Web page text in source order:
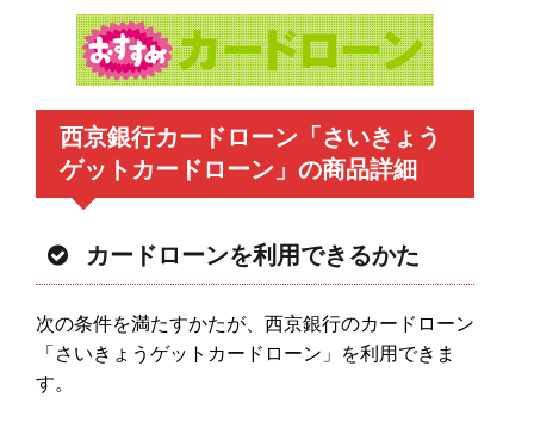
西京銀行カードローン「さいきょう
ゲットカードローン」の商品詳細
カードローンを利用できるかた
次の条件を満たすかたが、西京銀行のカードローン
「さいきょうゲットカードローン」を利用できま
す。